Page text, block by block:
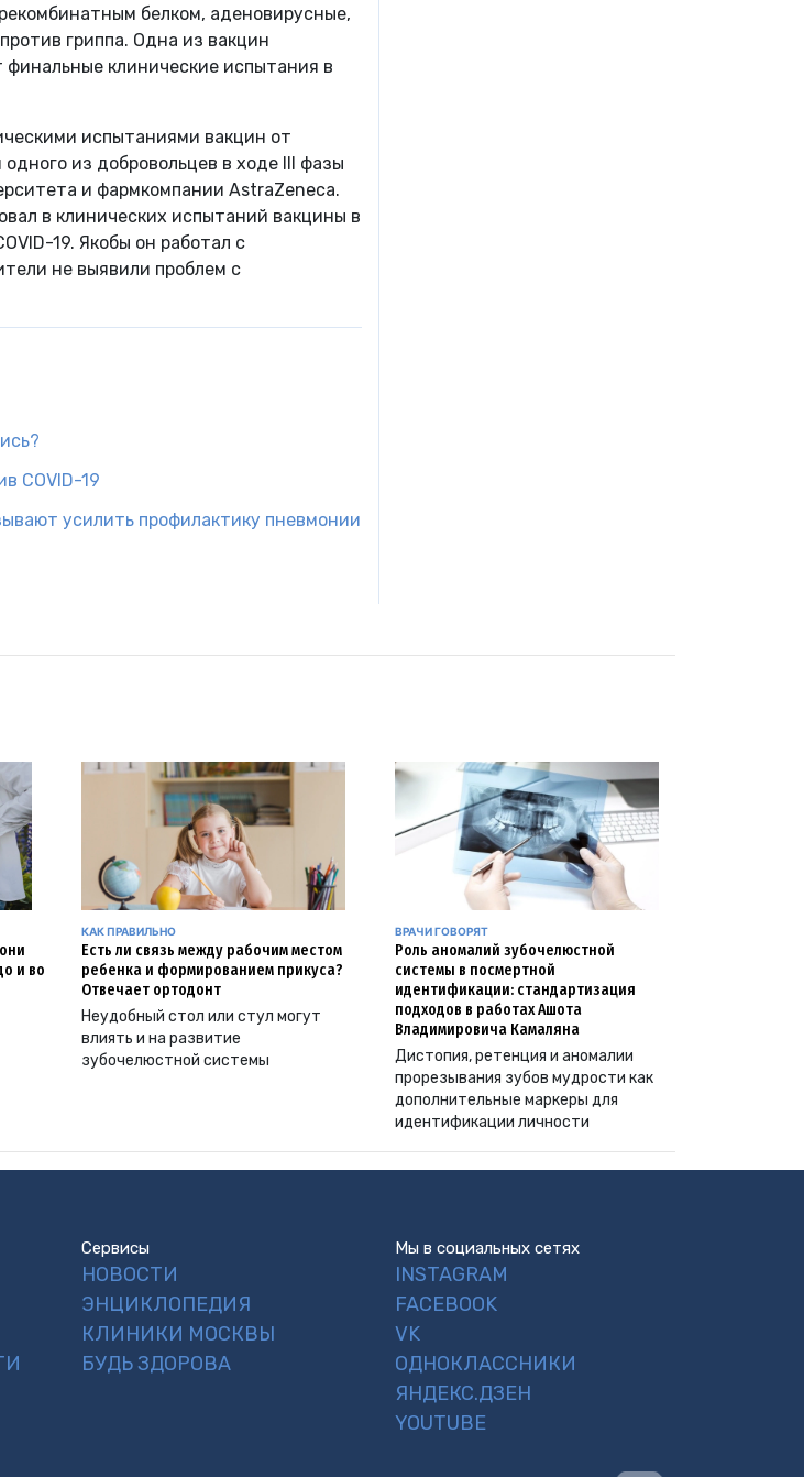
белком, аденовирусные,
гриппа. Одна из вакцин
клинические испытания в
испытаниями вакцин от
одного из добровольцев в ходе III фазы
и фармкомпании AstraZeneca.
в клинических испытаний вакцины в
19. Якобы он работал с
не выявили проблем с
COVID-19
усилить профилактику пневмонии
и во
КАК ПРАВИЛЬНО
Есть ли связь между рабочим местом
ребенка и формированием прикуса?
Отвечает ортодонт
Неудобный стол или стул могут
влиять и на развитие
зубочелюстной системы
ВРАЧИ ГОВОРЯТ
Роль аномалий зубочелюстной
системы в посмертной
идентификации: стандартизация
подходов в работах Ашота
Владимировича Камаляна
Дистопия, ретенция и аномалии
прорезывания зубов мудрости как
дополнительные маркеры для
идентификации личности
Сервисы
НОВОСТИ
ЭНЦИКЛОПЕДИЯ
КЛИНИКИ МОСКВЫ
БУДЬ ЗДОРОВА
Мы в социальных сетях
INSTAGRAM
FACEBOOK
VK
ОДНОКЛАССНИКИ
ЯНДЕКС.ДЗЕН
YOUTUBE